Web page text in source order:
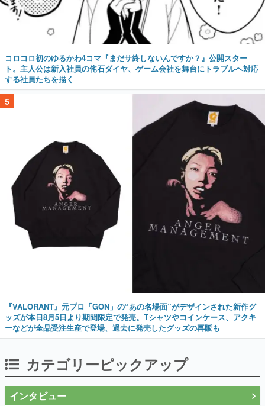
コロコロ初のゆるかわ4コマ『まだサ終しないんですか？』公開スター
ト。主人公は新入社員の侘石ダイヤ、ゲーム会社を舞台にトラブルへ対応
する社員たちを描く
5
『VALORANT』元プロ「GON」の“あの名場面”がデザインされた新作グ
ッズが本日8月5日より期間限定で発売。Tシャツやコインケース、アクキ
ーなどが全品受注生産で登場、過去に発売したグッズの再販も
カテゴリーピックアップ
インタビュー